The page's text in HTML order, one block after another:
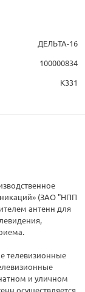
ДЕЛЬТА-16
100000834
К331
(ЗАО "НПП
антенн для
телевизионные
и уличном